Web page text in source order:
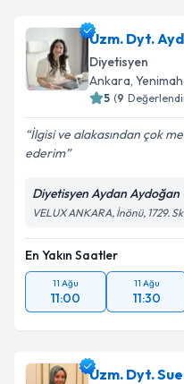
Uzm. Dyt.
Diyetisyen
Ankara,
5 (9
İlgisi ve alakasından çok
ederim
Diyetisyen Aydan Aydoğan
VELUX ANKARA, İnönü, 1729.
En Yakın Saatler
11 Ağu
11:00
11 Ağu
11:30
Uzm. Dyt.